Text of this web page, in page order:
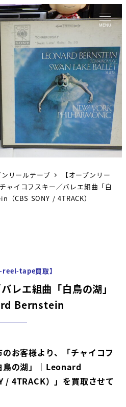
MENU
リールテープ
【オープンリー
ャイコフスキー／バレエ組曲「白
CBS SONY / 4TRACK）
reel-tape買取】
レエ組曲「白鳥の湖」
Bernstein
のお客様より、「チャイコフ
鳥の湖」｜Leonard
4TRACK）」を買取させて